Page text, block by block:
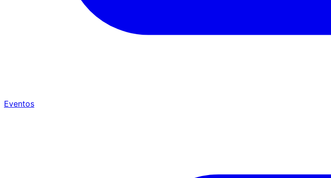
Eventos